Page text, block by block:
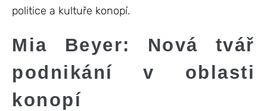
politice a kultuře konopí.
Mia Beyer: Nová tvář
podnikání v oblasti
konopí